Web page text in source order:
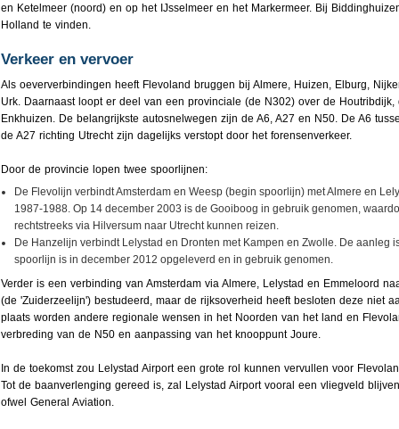
en Ketelmeer (noord) en op het IJsselmeer en het Markermeer. Bij
Holland te vinden.
Verkeer en vervoer
Als oeververbindingen heeft Flevoland bruggen bij Almere, Huizen, Elburg,
Urk. Daarnaast loopt er deel van een provinciale (de N302) over de
Enkhuizen. De belangrijkste autosnelwegen zijn de A6, A27 en N50. De A6
de A27 richting Utrecht zijn dagelijks verstopt door het forensenverkeer.
Door de provincie lopen twee spoorlijnen:
De Flevolijn verbindt Amsterdam en Weesp (begin spoorlijn) met Almere en
1987-1988. Op 14 december 2003 is de Gooiboog in gebruik genomen,
rechtstreeks via Hilversum naar Utrecht kunnen reizen.
De Hanzelijn verbindt Lelystad en Dronten met Kampen en Zwolle. De aanleg
spoorlijn is in december 2012 opgeleverd en in gebruik genomen.
Verder is een verbinding van Amsterdam via Almere, Lelystad en Emmeloord
(de 'Zuiderzeelijn') bestudeerd, maar de rijksoverheid heeft besloten deze niet
plaats worden andere regionale wensen in het Noorden van het land en
verbreding van de N50 en aanpassing van het knooppunt Joure.
In de toekomst zou Lelystad Airport een grote rol kunnen vervullen voor
Tot de baanverlenging gereed is, zal Lelystad Airport vooral een vliegveld
ofwel General Aviation.